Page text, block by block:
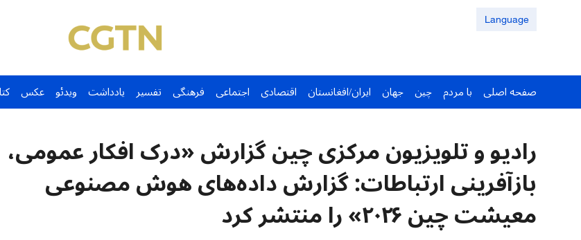
Language
صفحه اصلی با مردم چین جهان ایران/افغانستان اقتصادی اجتماعی فرهنگی تفسیر یادداشت ویدئو عکس
رادیو و تلویزیون مرکزی چین گزارش «درک افکار عمومی،
بازآفرینی ارتباطات: گزارش داده‌های هوش مصنوعی
معیشت چین ۲۰۲۶» را منتشر کرد